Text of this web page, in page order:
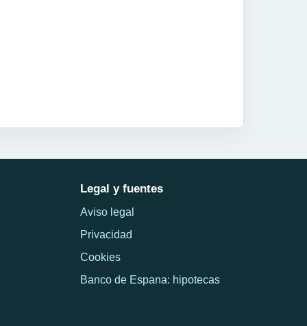
Legal y fuentes
Aviso legal
Privacidad
Cookies
Banco de Espana: hipotecas